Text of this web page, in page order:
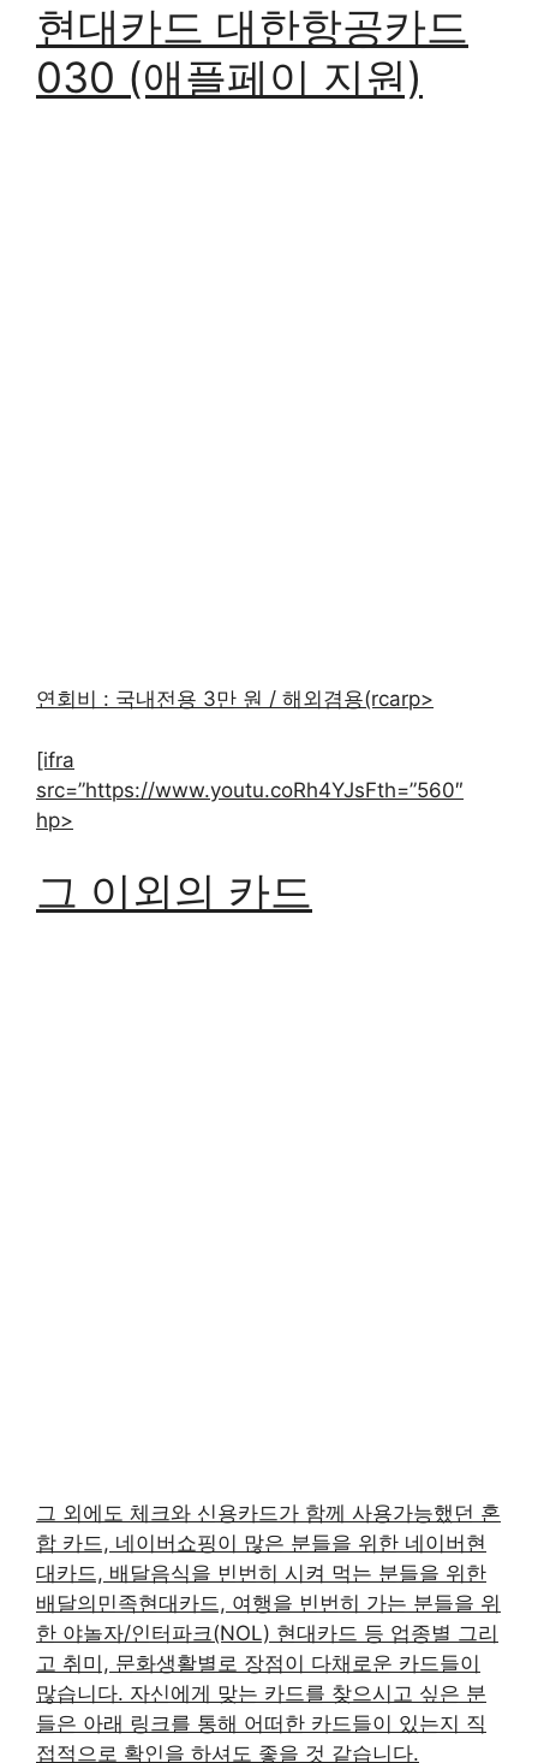
현대카드 대한항공카드
030 (애플페이 지원)
연회비 : 국내전용 3만 원 / 해외겸용(rcarp>
[ifra
src=”https://www.youtu.coRh4YJsFth=”560″
hp>
그 이외의 카드
그 외에도 체크와 신용카드가 함께 사용가능했던 혼
합 카드, 네이버쇼핑이 많은 분들을 위한 네이버현
대카드, 배달음식을 빈번히 시켜 먹는 분들을 위한
배달의민족현대카드, 여행을 빈번히 가는 분들을 위
한 야놀자/인터파크(NOL) 현대카드 등 업종별 그리
고 취미, 문화생활별로 장점이 다채로운 카드들이
많습니다. 자신에게 맞는 카드를 찾으시고 싶은 분
들은 아래 링크를 통해 어떠한 카드들이 있는지 직
접적으로 확인을 하셔도 좋을 것 같습니다.